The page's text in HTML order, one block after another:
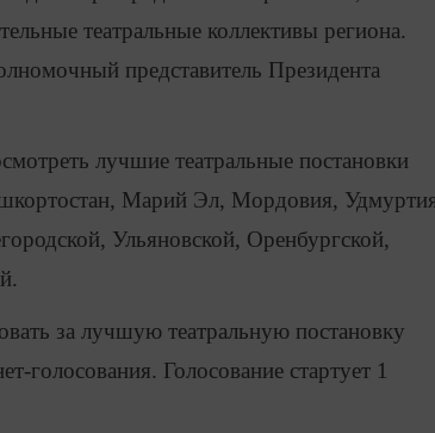
театральные коллективы региона.
представитель Президента
лучшие театральные постановки
Марий Эл, Мордовия,
Ульяновской, Оренбургской,
за лучшую театральную постановку
Голосование стартует 1